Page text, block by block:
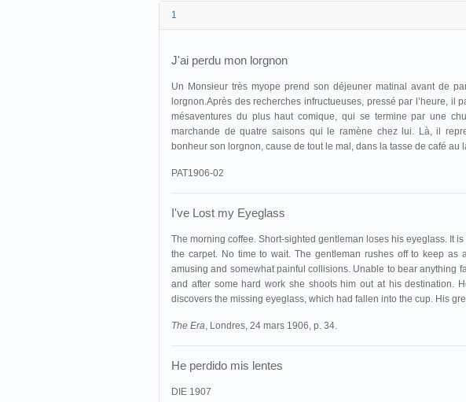
1
J'ai perdu mon lorgnon
Un Monsieur très myope prend son déjeuner matinal avant de
lorgnon.Après des recherches infructueuses, pressé par l’heure, il
mésaventures du plus haut comique, qui se termine par une
marchande de quatre saisons qui le ramène chez lui. Là, il
bonheur son lorgnon, cause de tout le mal, dans la tasse de café au
PAT1906-02
I've Lost my Eyeglass
The morning coffee. Short-sighted gentleman loses his eyeglass. It
the carpet. No time to wait. The gentleman rushes off to keep as
amusing and somewhat painful collisions. Unable to bear anything
and after some hard work she shoots him out at his destination.
discovers the missing eyeglass, which had fallen into the cup. His
The Era, Londres, 24 mars 1906, p. 34.
He perdido mis lentes
DIE 1907